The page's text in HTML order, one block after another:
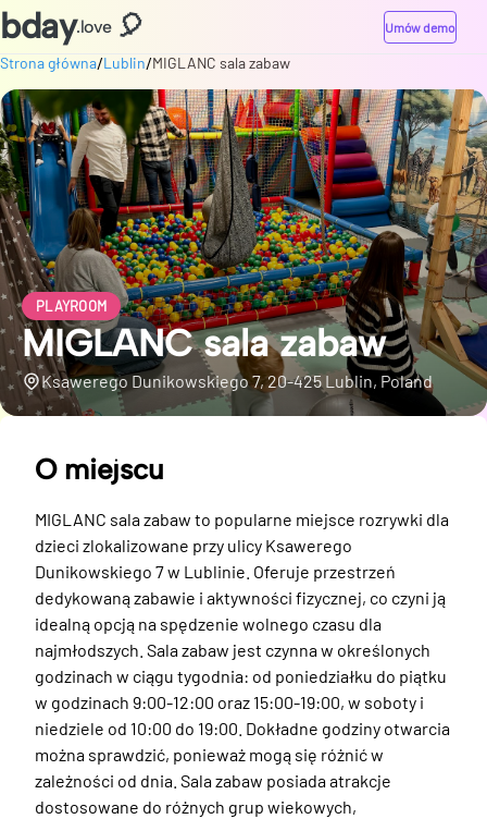
bday.love 🎈 Umów demo
Strona główna/Lublin/MIGLANC sala zabaw
PLAYROOM
MIGLANC sala zabaw
Ksawerego Dunikowskiego 7, 20-425 Lublin, Poland
O miejscu
MIGLANC sala zabaw to popularne miejsce rozrywki dla
dzieci zlokalizowane przy ulicy Ksawerego
Dunikowskiego 7 w Lublinie. Oferuje przestrzeń
dedykowaną zabawie i aktywności fizycznej, co czyni ją
idealną opcją na spędzenie wolnego czasu dla
najmłodszych. Sala zabaw jest czynna w określonych
godzinach w ciągu tygodnia: od poniedziałku do piątku
w godzinach 9:00-12:00 oraz 15:00-19:00, w soboty i
niedziele od 10:00 do 19:00. Dokładne godziny otwarcia
można sprawdzić, ponieważ mogą się różnić w
zależności od dnia. Sala zabaw posiada atrakcje
dostosowane do różnych grup wiekowych,